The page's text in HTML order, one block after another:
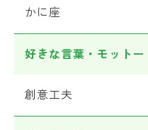
かに座
好きな言葉・モットー
創意工夫